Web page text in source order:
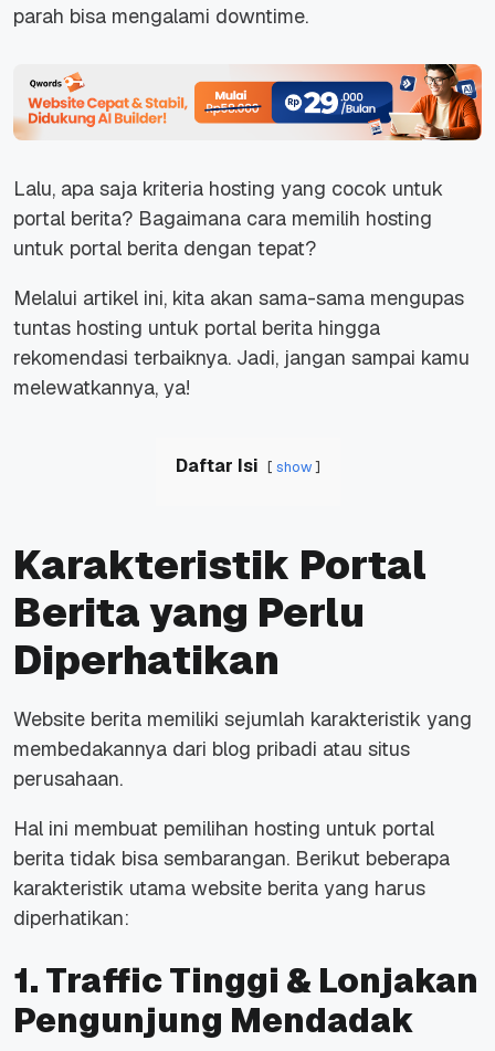
parah bisa mengalami downtime.
Lalu, apa saja kriteria hosting yang cocok untuk
portal berita? Bagaimana cara memilih hosting
untuk portal berita dengan tepat?
Melalui artikel ini, kita akan sama-sama mengupas
tuntas hosting untuk portal berita hingga
rekomendasi terbaiknya. Jadi, jangan sampai kamu
melewatkannya, ya!
Daftar Isi show
Karakteristik Portal
Berita yang Perlu
Diperhatikan
Website berita memiliki sejumlah karakteristik yang
membedakannya dari blog pribadi atau situs
perusahaan.
Hal ini membuat pemilihan hosting untuk portal
berita tidak bisa sembarangan. Berikut beberapa
karakteristik utama website berita yang harus
diperhatikan:
1. Traffic Tinggi & Lonjakan
Pengunjung Mendadak